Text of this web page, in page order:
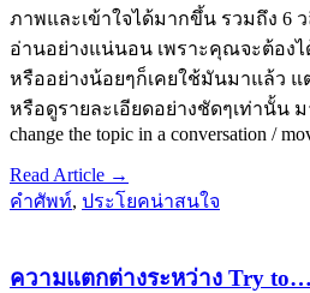
ภาพและเข้าใจได้มากขึ้น รวมถึง 6
อ่านอย่างแน่นอน เพราะคุณจะต้อง
หรืออย่างน้อยๆก็เคยใช้มันมาแล้ว
หรือดูรายละเอียดอย่างชัดๆเท่านั้น ม
change the topic in a conversation /
Read Article →
คำศัพท์, ประโยคน่าสนใจ
ความแตกต่างระหว่าง Try